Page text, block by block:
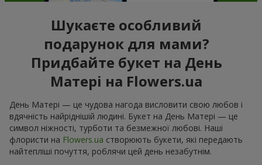
Шукаєте особливий
подарунок для мами?
Придбайте букет на День
Матері на Flowers.ua
День Матері — це чудова нагода висловити свою любов і
вдячність найріднішій людині. Букет на День Матері — це
символ ніжності, турботи та безмежної любові. Наші
флористи на Flowers.ua створюють букети, які передають
найтепліші почуття, роблячи цей день незабутнім.